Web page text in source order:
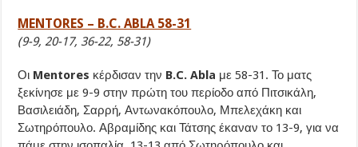
MENTORES – B.C. ABLA 58-31
(9-9, 20-17, 36-22, 58-31)
Οι Mentores κέρδισαν την B.C. Abla με 58-31. Το ματς
ξεκίνησε με 9-9 στην πρώτη του περίοδο από Πιτσικάλη,
Βασιλειάδη, Σαρρή, Αντωνακόπουλο, Μπελεχάκη και
Σωτηρόπουλο. Αβραμίδης και Τάτσης έκαναν το 13-9, για να